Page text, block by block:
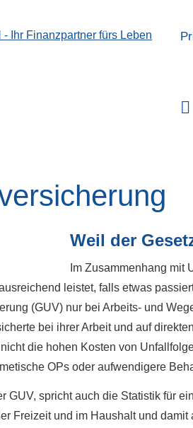
Weil der
Im Zusammenhang mit
leistet, falls etwas
(GUV) nur bei Arbeits- und
bei ihrer Arbeit und auf
die hohen Kosten von
OPs oder aufwendigere
GUV, spricht auch die Statistik für
Freizeit und im Haushalt und